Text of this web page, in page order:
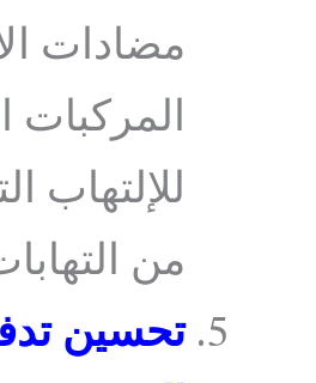
مضادات
المركبات
للإلتهاب
من
تحسين